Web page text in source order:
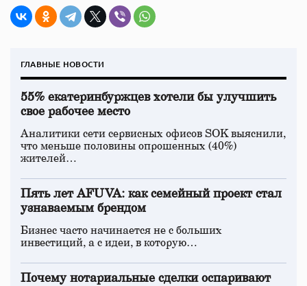
ГЛАВНЫЕ НОВОСТИ
55% екатеринбуржцев хотели бы улучшить
свое рабочее место
Аналитики сети сервисных офисов SOK выяснили,
что меньше половины опрошенных (40%)
жителей…
Пять лет AFUVA: как семейный проект стал
узнаваемым брендом
Бизнес часто начинается не с больших
инвестиций, а с идеи, в которую…
Почему нотариальные сделки оспаривают